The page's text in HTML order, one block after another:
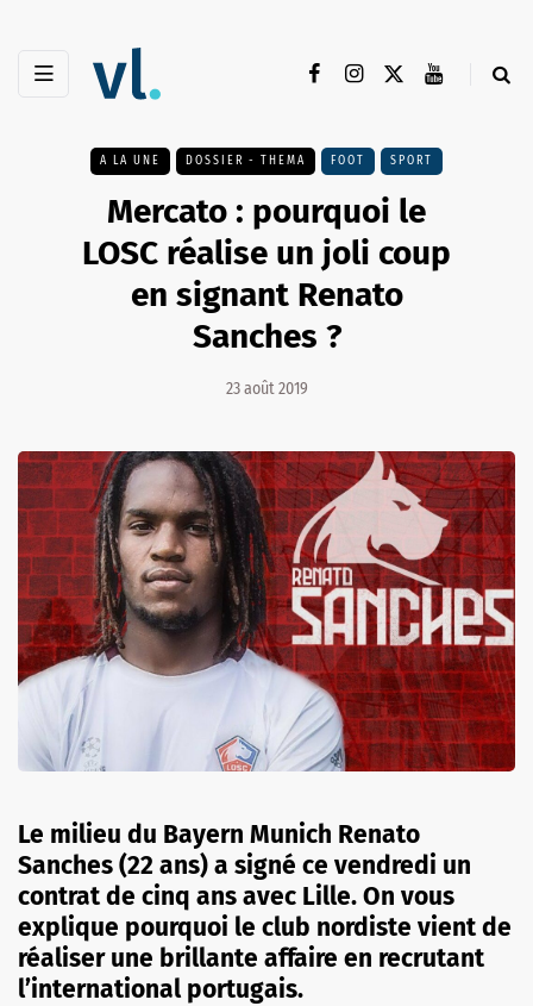
A LA UNE DOSSIER - THEMA FOOT SPORT
Mercato : pourquoi le
LOSC réalise un joli coup
en signant Renato
Sanches ?
23 août 2019
Le milieu du Bayern Munich Renato
Sanches (22 ans) a signé ce vendredi un
contrat de cinq ans avec Lille. On vous
explique pourquoi le club nordiste vient de
réaliser une brillante affaire en recrutant
l’international portugais.